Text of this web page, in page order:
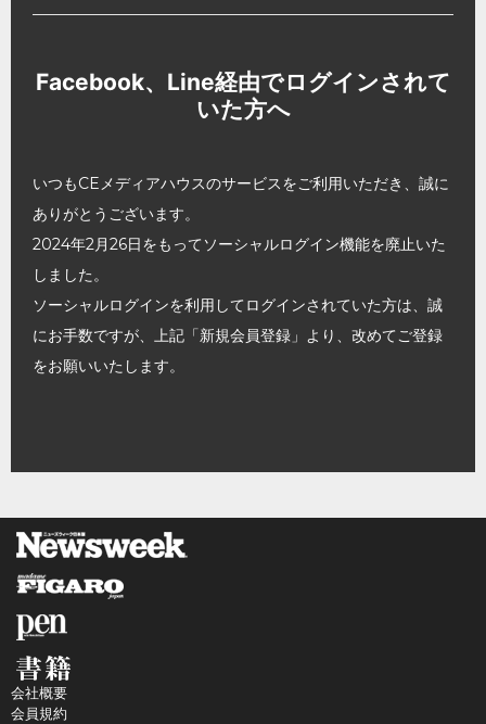
Facebook、Line経由でログインされて
いた方へ
いつもCEメディアハウスのサービスをご利用いただき、誠に
ありがとうございます。
2024年2月26日をもってソーシャルログイン機能を廃止いた
しました。
ソーシャルログインを利用してログインされていた方は、誠
にお手数ですが、上記「新規会員登録」より、改めてご登録
をお願いいたします。
会社概要
会員規約